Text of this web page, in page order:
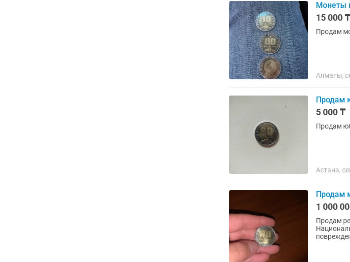
Монеты
15 000 ₸
Продам
Алматы,
Продам
5 000 ₸
Продам
Астана,
Продам
1 000
Продам